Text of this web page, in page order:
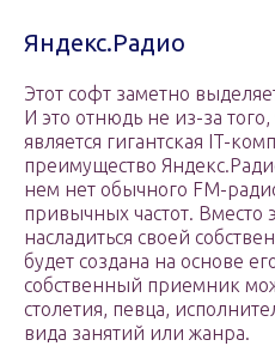
Яндекс.Радио
Этот софт заметно
И это отнюдь не из-за
является гигантская IT-
преимущество
нем нет обычного FM-
привычных частот. Вместо
насладиться своей
будет создана на основе
собственный приемник
столетия, певца,
вида занятий или жанра.